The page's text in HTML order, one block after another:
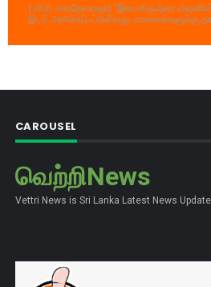
( வி.ரி. சகாதேவராஜா) "இராமகிருஷ்ண
இடம் அளிக்கப்பட்டுள்ளது. மாணவர்களுக்கு
CAROUSEL
வெற்றிNews
Vettri News is Sri Lanka Latest News